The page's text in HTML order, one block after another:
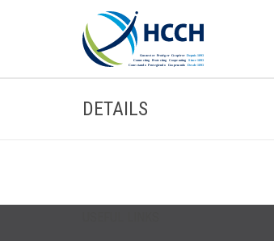
DETAILS